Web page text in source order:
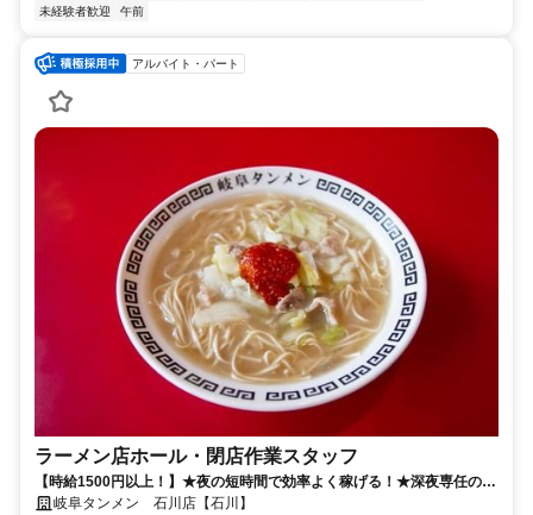
未経験者歓迎
午前
アルバイト・パート
ラーメン店ホール・閉店作業スタッフ
【時給1500円以上！】★夜の短時間で効率よく稼げる！★深夜専任のス
タッフ募集です◎
岐阜タンメン 石川店【石川】